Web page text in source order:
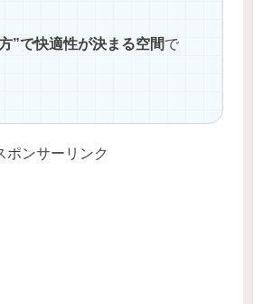
”で快適性が決まる空間で
ポンサーリンク